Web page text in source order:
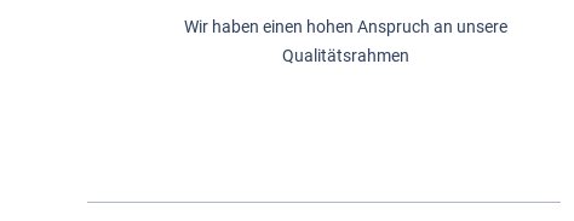
Wir haben einen hohen Anspruch an unsere
Qualitätsrahmen